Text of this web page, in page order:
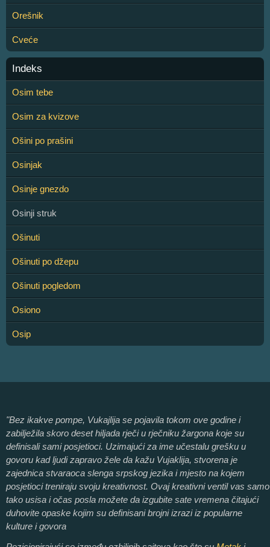
Orešnik
Cveće
Indeks
Osim tebe
Osim za kvizove
Ošini po prašini
Osinjak
Osinje gnezdo
Osinji struk
Ošinuti
Ošinuti po džepu
Ošinuti pogledom
Osiono
Osip
"Bez ikakve pompe, Vukajlija se pojavila tokom ove godine i
zabilježila skoro deset hiljada rječi u rječniku žargona koje su
definisali sami posjetioci. Uzimajući za ime učestalu grešku u
govoru kad ljudi zapravo žele da kažu Vujaklija, stvorena je
zajednica stvaraoca slenga srpskog jezika i mjesto na kojem
posjetioci treniraju svoju kreativnost. Ovaj kreativni ventil vas samo
tako usisa i očas posla možete da izgubite sate vremena čitajući
duhovite opaske kojim su definisani brojni izrazi iz popularne
kulture i govora